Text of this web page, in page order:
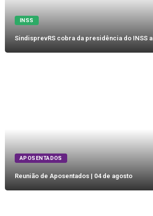
INSS
SindisprevRS cobra da presidência do INSS a
APOSENTADOS
Reunião de Aposentados | 04 de agosto